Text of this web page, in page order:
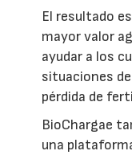
El resultado
mayor valor
ayudar a los
situaciones
pérdida de
BioChargae
una